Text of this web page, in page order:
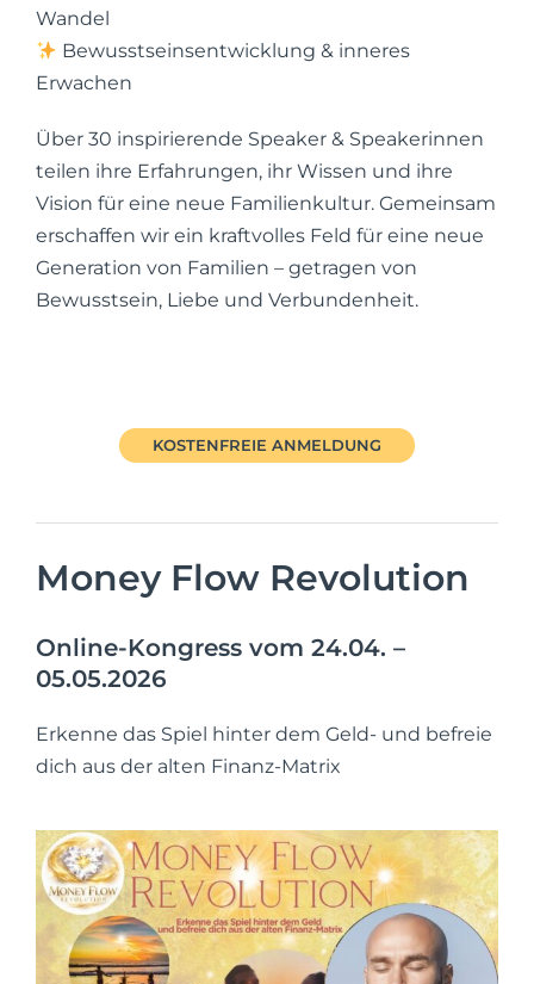
Wandel
Bewusstseinsentwicklung & inneres
Erwachen
Über 30 inspirierende Speaker & Speakerinnen
teilen ihre Erfahrungen, ihr Wissen und ihre
Vision für eine neue Familienkultur. Gemeinsam
erschaffen wir ein kraftvolles Feld für eine neue
Generation von Familien – getragen von
Bewusstsein, Liebe und Verbundenheit.
KOSTENFREIE ANMELDUNG
Money Flow Revolution
Online-Kongress vom 24.04. –
05.05.2026
Erkenne das Spiel hinter dem Geld- und befreie
dich aus der alten Finanz-Matrix